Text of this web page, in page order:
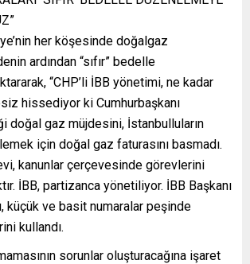
her köşesinde doğalgaz
ardından “sıfır” bedelle
“CHP’li İBB yönetimi, ne kadar
hissediyor ki Cumhurbaşkanı
doğal gaz müjdesini, İstanbulluların
için doğal gaz faturasını basmadı.
kanunlar çerçevesinde görevlerini
İBB, partizanca yönetiliyor. İBB Başkanı
küçük ve basit numaralar peşinde
kullandı.
sorunlar oluşturacağına işaret